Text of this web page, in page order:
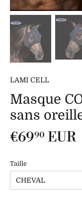
LAMI CELL
Masque
sans
€6990 EUR
Taille
CHEVAL